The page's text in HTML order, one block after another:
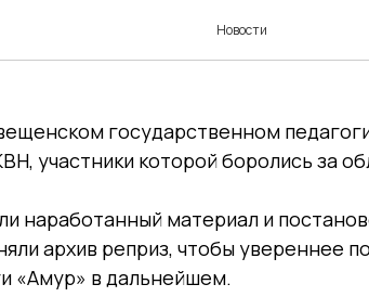
Новости
Весне дорогу (с)
государственном
участники которой боролись за
наработанный материал и
архив реприз, чтобы увереннее
«Амур» в дальнейшем.